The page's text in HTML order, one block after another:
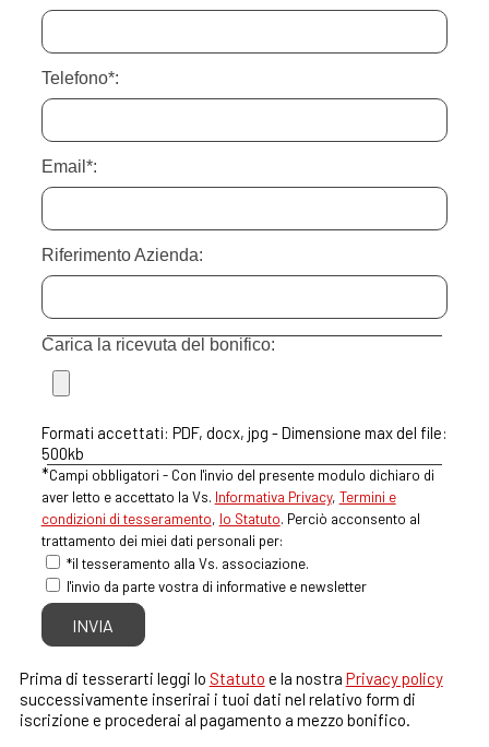
Telefono*:
Email*:
Riferimento Azienda:
Carica la ricevuta del bonifico:
Formati accettati: PDF, docx, jpg - Dimensione max del file:
500kb
*Campi obbligatori - Con l'invio del presente modulo dichiaro di
aver letto e accettato la Vs. Informativa Privacy, Termini e
condizioni di tesseramento, lo Statuto. Perciò acconsento al
trattamento dei miei dati personali per:
*il tesseramento alla Vs. associazione.
l'invio da parte vostra di informative e newsletter
Prima di tesserarti leggi lo Statuto e la nostra Privacy policy
successivamente inserirai i tuoi dati nel relativo form di
iscrizione e procederai al pagamento a mezzo bonifico.